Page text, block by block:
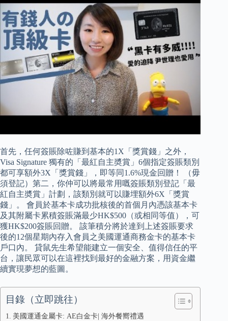
首先，任何簽賬除咗賺到基本的1X「獎賞錢」之外，
Visa Signature 獨有的「最紅自主奬賞」6個指定簽賬類別
都可享額外3X「獎賞錢」，即等同1.6%現金回贈！ （毋
須登記）第二，你仲可以將最常用嘅簽賬類別登記「最
紅自主奬賞」計劃，該類別就可以賺埋額外6X「獎賞
錢」。 會員於基本卡成功批核後的首個月內憑該基本卡
及其附屬卡累積簽賬滿最少HK$500（或相同等值），可
獲HK$200簽賬回贈。 該筆積分將於達到上述簽賬要求
後的12個星期內存入會員之美國運通商務金卡的基本卡
戶口內。 貸鼠先生希望能建立一個安全、值得信任的平
台，讓民眾可以在這裡找到最好的金融方案，用資金繼
續實現夢想的藍圖。
目錄（立即跳往）
美國運通金屬卡: AE白金卡| 海外餐嚮禮遇